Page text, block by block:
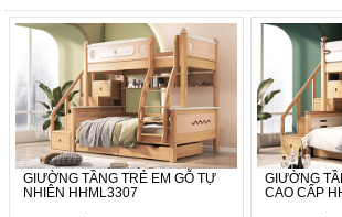
Đặc biệt phần tay nắm ở các ngăn kéo
thiết kế chìm thay vì kiểu nổi quen thuộc
hạn chế những va đập khi các bé di
nghỉ ngơi.
GIƯỜNG TẦNG TRẺ EM GỖ TỰ
NHIÊN HHML3307
GIƯỜNG
CAO CẤP